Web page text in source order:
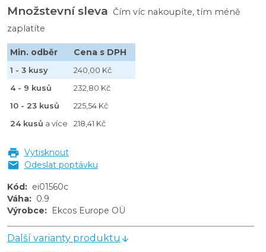
Množstevní sleva Čím víc nakoupíte, tím méně
zaplatíte
Min. odběr Cena s DPH
1 - 3 kusy
240,00 Kč
4 - 9 kusů
232,80 Kč
10 - 23 kusů
225,54 Kč
24 kusů a více 218,41 Kč
Vytisknout
Odeslat poptávku
Kód: ei01560c
Váha: 0.9
Výrobce: Ekcos Europe OÜ
Další varianty produktu